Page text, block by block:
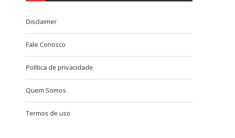
Disclaimer
Fale Conosco
Política de privacidade
Quem Somos
Termos de uso